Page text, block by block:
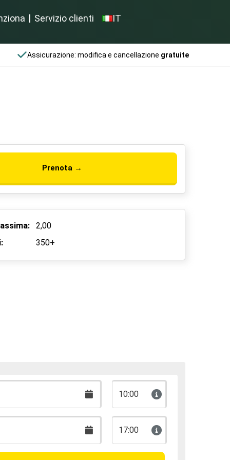
Servizio clienti IT
Assicurazione: modifica e cancellazione gratuite
Prenota →
2,00
350+
10:00
17:00